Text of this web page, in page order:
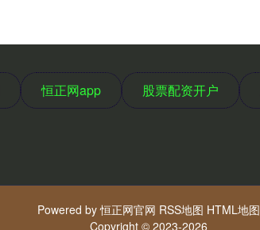
恒正网app 股票配资开户
Powered by恒正网官网 RSS地图 HTML地图
Copyright © 2023-2026